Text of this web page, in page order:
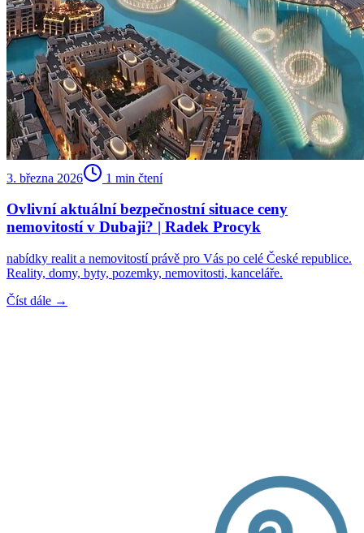
3. března 2026 1 min čtení
Ovlivní aktuální bezpečnostní situace ceny
nemovitostí v Dubaji? | Radek Procyk
nabídky realit a nemovitostí právě pro Vás po celé České republice.
Reality, domy, byty, pozemky, nemovitosti, kanceláře.
Číst dále →